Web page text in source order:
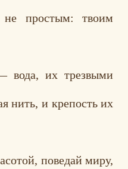
простым: твоим
их трезвыми
нить, и крепость их
поведай миру,